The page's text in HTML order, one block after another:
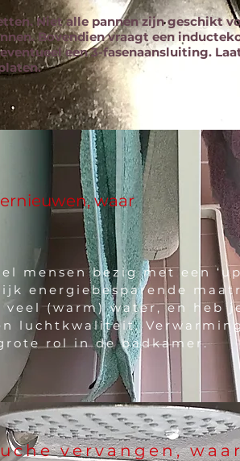
Niet alle pannen zijn geschikt
Bovendien vraagt een
een 3-fasenaansluiting.
waar
mensen bezig met een
energiebesparende
(warm) water, en heb
luchtkwaliteit.
rol in de badkamer.
vervangen,